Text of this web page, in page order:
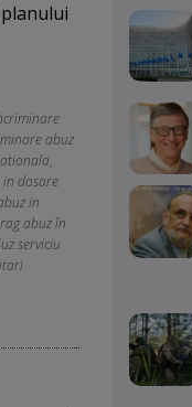
abuz
,
dosare
in
abuz în
serviciu